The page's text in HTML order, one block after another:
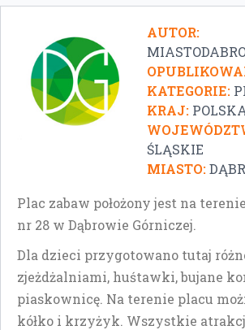
AUTOR:
KATEGORIE:
KRAJ:
ŚLĄSKIE
MIASTO:
Plac zabaw położony jest na
nr 28 w Dąbrowie Górniczej.
Dla dzieci przygotowano tutaj
zjeżdżalniami, huśtawki, bujane
piaskownicę. Na terenie placu
kółko i krzyżyk. Wszystkie